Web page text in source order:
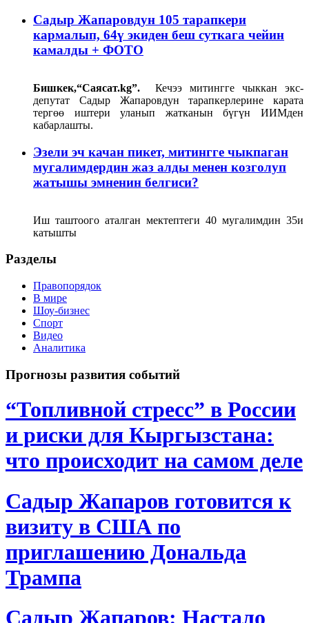
Садыр Жапаровдун 105 тарапкери
кармалып, 64ү экиден беш суткага чейин
камалды + ФОТО
Бишкек,“Саясат.kg”. Кечээ митингге чыккан экс-
депутат Садыр Жапаровдун тарапкерлерине карата
тергөө иштери уланып жатканын бүгүн ИИМден
кабарлашты.
Эзели эч качан пикет, митингге чыкпаган
мугалимдердин жаз алды менен козголуп
жатышы эмненин белгиси?
Иш таштоого аталган мектептеги 40 мугалимдин 35и
катышты
Разделы
Правопорядок
В мире
Шоу-бизнес
Спорт
Видео
Аналитика
Прогнозы развития событий
“Топливной стресс” в России
и риски для Кыргызстана:
что происходит на самом деле
Садыр Жапаров готовится к
визиту в США по
приглашению Дональда
Трампа
Садыр Жапаров: Настало